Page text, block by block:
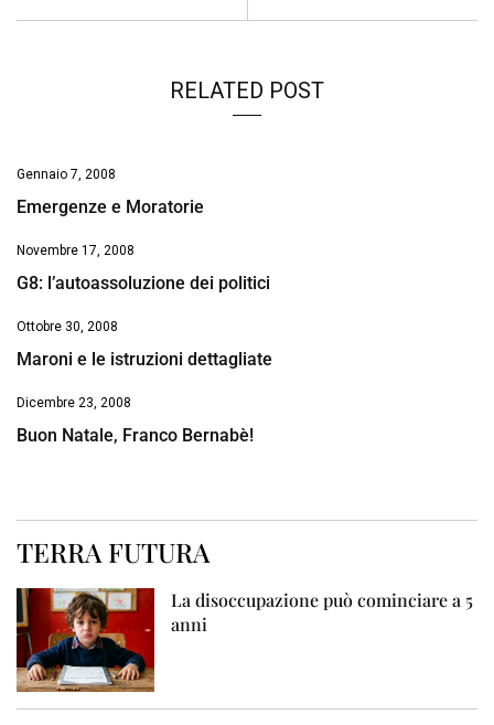
RELATED POST
Gennaio 7, 2008
Emergenze e Moratorie
Novembre 17, 2008
G8: l’autoassoluzione dei politici
Ottobre 30, 2008
Maroni e le istruzioni dettagliate
Dicembre 23, 2008
Buon Natale, Franco Bernabè!
TERRA FUTURA
La disoccupazione può cominciare a 5
anni